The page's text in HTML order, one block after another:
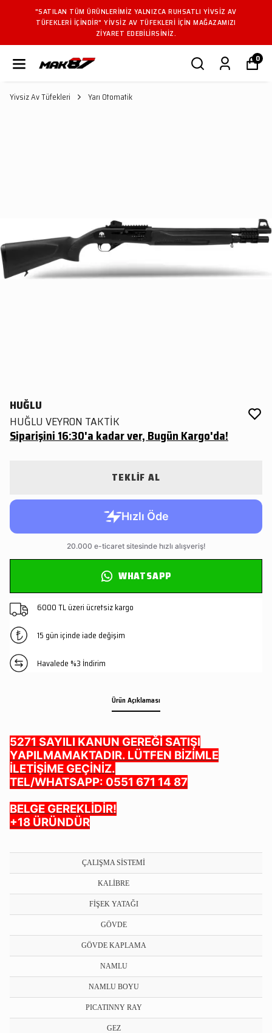
"SATILAN TÜM ÜRÜNLERIMIZ YALNIZCA RUHSATLI YIVSIZ AV
TÜFEKLERI IÇINDIR" YIVSIZ AV TÜFEKLERI IÇIN MAĞAZAMIZI
ZIYARET EDEBILIRSINIZ.
0
Yivsiz Av Tüfekleri Yarı Otomatik
HUĞLU
HUĞLU VEYRON TAKTİK
Siparişini 16:30'a kadar ver, Bugün Kargo'da!
TEKLİF AL
WHATSAPP
6000 TL üzeri ücretsiz kargo
15 gün içinde iade değişim
Havalede %3 İndirim
Ürün Açıklaması
5271 SAYILI KANUN GEREĞİ SATIŞI
YAPILMAMAKTADIR. LÜTFEN BİZİMLE
İLETİŞİME GEÇİNİZ.
TEL/WHATSAPP: 0551 671 14 87
BELGE GEREKLİDİR!
+18 ÜRÜNDÜR
ÇALIŞMA SİSTEMİ
KALİBRE
FİŞEK YATAĞI
GÖVDE
GÖVDE KAPLAMA
NAMLU
NAMLU BOYU
PICATINNY RAY
GEZ